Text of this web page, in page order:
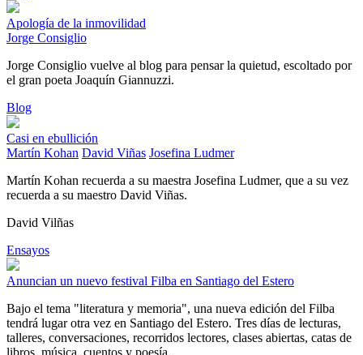
Apología de la inmovilidad
Jorge Consiglio
Jorge Consiglio vuelve al blog para pensar la quietud, escoltado por
el gran poeta Joaquín Giannuzzi.
Blog
Casi en ebullición
Martín Kohan David Viñas Josefina Ludmer
Martín Kohan recuerda a su maestra Josefina Ludmer, que a su vez
recuerda a su maestro David Viñas.
David Vilñas
Ensayos
Anuncian un nuevo festival Filba en Santiago del Estero
Bajo el tema "literatura y memoria", una nueva edición del Filba
tendrá lugar otra vez en Santiago del Estero. Tres días de lecturas,
talleres, conversaciones, recorridos lectores, clases abiertas, catas de
libros, música, cuentos y poesía.